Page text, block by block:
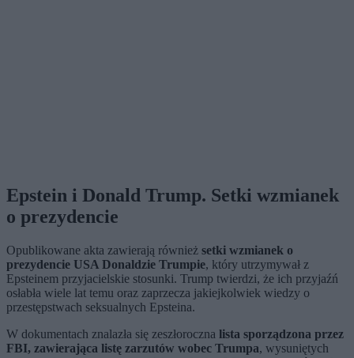
Epstein i Donald Trump. Setki wzmianek
o prezydencie
Opublikowane akta zawierają również setki wzmianek o
prezydencie USA Donaldzie Trumpie, który utrzymywał z
Epsteinem przyjacielskie stosunki. Trump twierdzi, że ich przyjaźń
osłabła wiele lat temu oraz zaprzecza jakiejkolwiek wiedzy o
przestępstwach seksualnych Epsteina.
W dokumentach znalazła się zeszłoroczna lista sporządzona przez
FBI, zawierająca listę zarzutów wobec Trumpa, wysuniętych